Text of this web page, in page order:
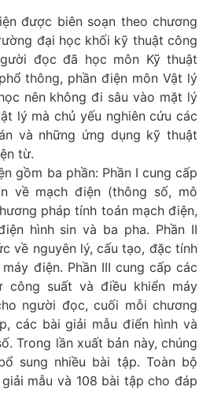
được biên soạn theo chương
đại học khối kỹ thuật công
đọc đã học môn Kỹ thuật
thông, phần điện môn Vật lý
nên không đi sâu vào mặt lý
lý mà chủ yếu nghiên cứu các
và những ứng dụng kỹ thuật
từ.
gồm ba phần: Phần I cung cấp
về mạch điện (thông số, mô
pháp tính toán mạch điện,
hình sin và ba pha. Phần II
về nguyên lý, cấu tạo, đặc tính
điện. Phần III cung cấp các
suất và điều khiển máy
người đọc, cuối mỗi chương
các bài giải mẫu điển hình và
Trong lần xuất bản này, chúng
sung nhiều bài tập. Toàn bộ
mẫu và 108 bài tập cho đáp